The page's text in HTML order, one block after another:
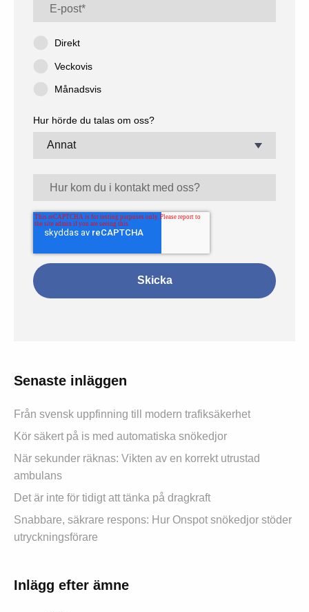
Direkt
Veckovis
Månadsvis
Hur hörde du talas om oss?
Senaste inläggen
Från svensk uppfinning till modern trafiksäkerhet
Kör säkert på is med automatiska snökedjor
När sekunder räknas: Vikten av en korrekt utrustad
ambulans
Det är inte för tidigt att tänka på dragkraft
Snabbare, säkrare respons: Hur Onspot snökedjor stöder
utryckningsförare
Inlägg efter ämne